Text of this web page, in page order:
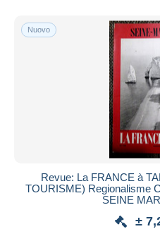
Nuovo
Revue: La FRANCE à
TOURISME) Regionalisme
SEINE
±